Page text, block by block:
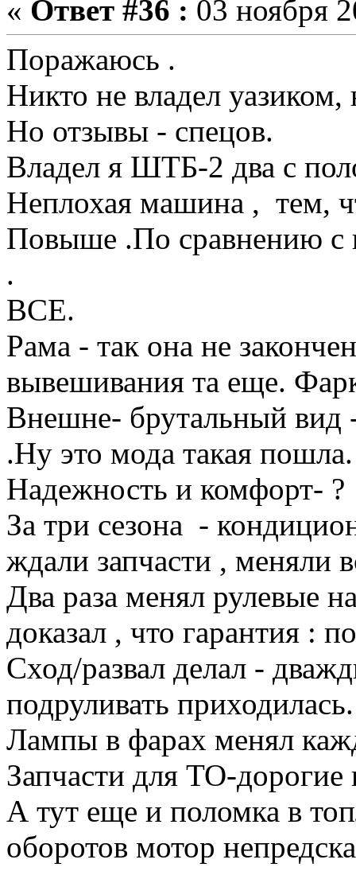
« Ответ #36 : 03 ноября
Поражаюсь .
Никто не владел
Но отзывы - спецов.
Владел я ШТБ-2 два с
Неплохая машина , тем,
Повыше .По сравнению с
.
ВСЕ.
Рама - так она не
вывешивания та еще.
Внешне- брутальный вид
.Ну это мода такая пошла.
Надежность и комфорт- ?
За три сезона -
ждали запчасти , меняли
Два раза менял рулевые
доказал , что гарантия :
Сход/развал делал -
подруливать приходилась.
Лампы в фарах менял
Запчасти для ТО-
А тут еще и поломка в
оборотов мотор